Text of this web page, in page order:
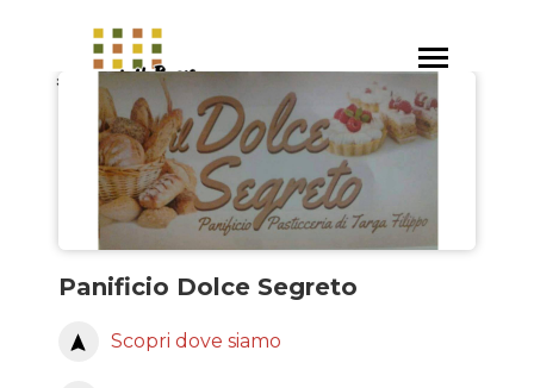
Toggle
Panificio Dolce Segreto
Scopri dove siamo